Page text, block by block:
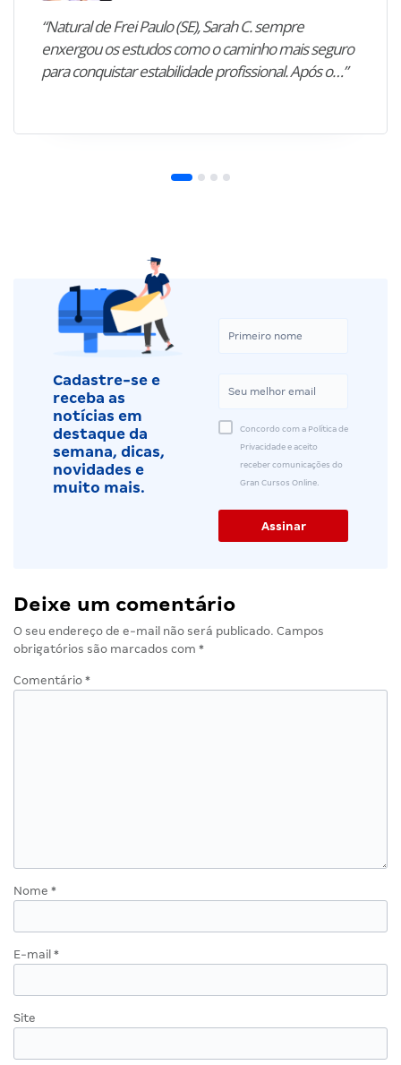
“Natural de Frei Paulo (SE), Sarah C. sempre
enxergou os estudos como o caminho mais seguro
para conquistar estabilidade profissional. Após o…”
Cadastre-se e
receba as
notícias em
destaque da
semana, dicas,
novidades e
muito mais.
Concordo com a Política de
Privacidade e aceito
receber comunicações do
Gran Cursos Online.
Deixe um comentário
O seu endereço de e-mail não será publicado. Campos
obrigatórios são marcados com *
Comentário *
Nome *
E-mail *
Site